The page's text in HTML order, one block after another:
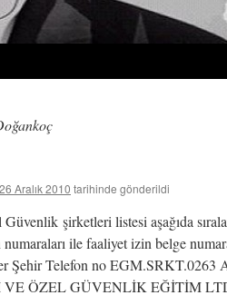
26 Aralık 2010 tarihinde gönderildi
şirketleri listesi aşağıda
ile faaliyet izin belge
Şehir Telefon no
ÖZEL GÜVENLİK EĞİTİM